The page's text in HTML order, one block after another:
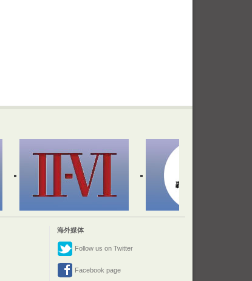
海外媒体
Follow us on Twitter
Facebook page